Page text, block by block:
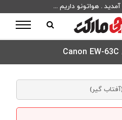
. هواتونو داریم ...
گیر)